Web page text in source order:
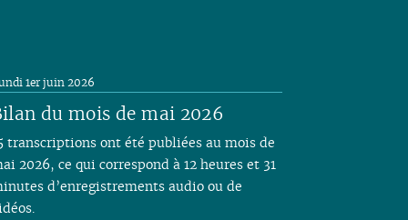
du mois de mai 2026
1er juin 2026
transcriptions ont été publiées au mois de
2026, ce qui correspond à 12 heures et 31
d’enregistrements audio ou de